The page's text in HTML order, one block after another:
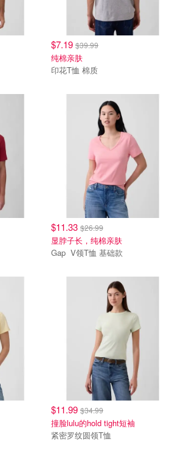
$7.19 $39.99
纯棉亲肤
印花T恤 棉质
$11.33 $26.99
显脖子长，纯棉亲肤
Gap V领T恤 基础款
$11.99 $34.99
撞脸lulu的hold tight短袖
紧密罗纹圆领T恤